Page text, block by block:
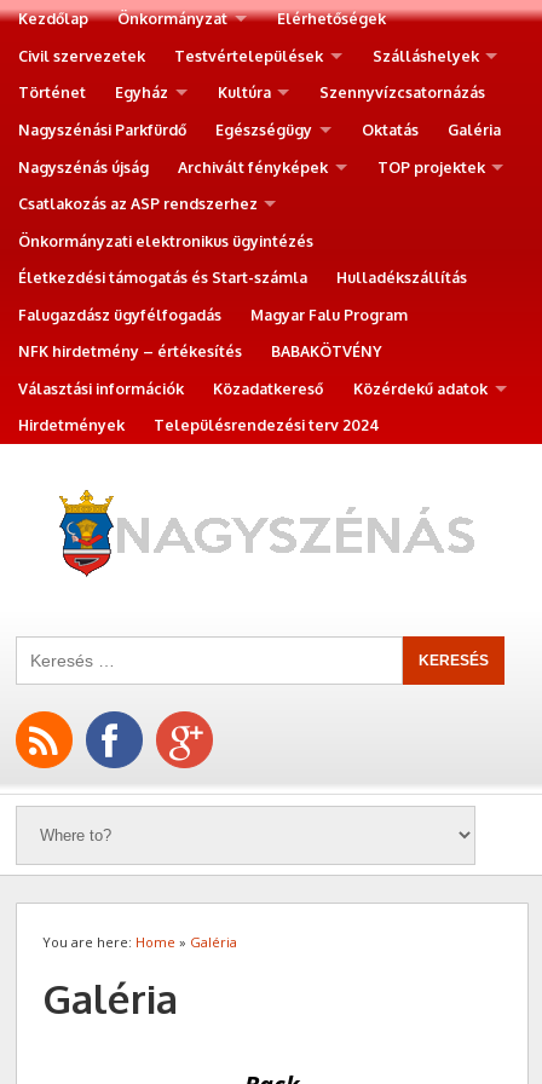
Kezdőlap Önkormányzat
Elérhetőségek
Civil szervezetek
Testvértelepülések
Szálláshelyek
Történet
Egyház Kultúra
Szennyvízcsatornázás
Nagyszénási Parkfürdő
Egészségügy Oktatás
Galéria
Nagyszénás újság
Archivált fényképek
TOP projektek
Csatlakozás az ASP rendszerhez
Önkormányzati elektronikus ügyintézés
Életkezdési támogatás és Start-számla
Hulladékszállítás
Falugazdász ügyfélfogadás
Magyar Falu Program
NFK hirdetmény – értékesítés
BABAKÖTVÉNY
Választási információk
Közadatkereső
Közérdekű adatok
Hirdetmények
Településrendezési terv 2024
You are here: Home » Galéria
Galéria